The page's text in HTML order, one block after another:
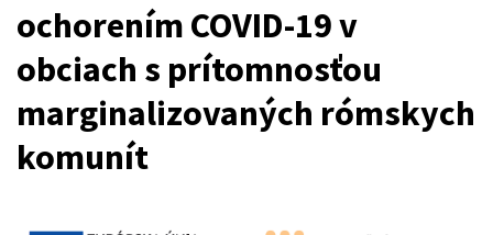
ochorením COVID-19 v
obciach s prítomnosťou
marginalizovaných rómskych
komunít